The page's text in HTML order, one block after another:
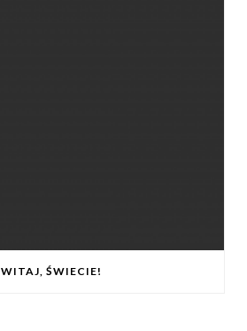
WITAJ, ŚWIECIE!